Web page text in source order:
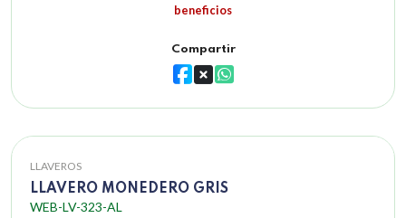
beneficios
Compartir
LLAVEROS
LLAVERO MONEDERO GRIS
WEB-LV-323-AL